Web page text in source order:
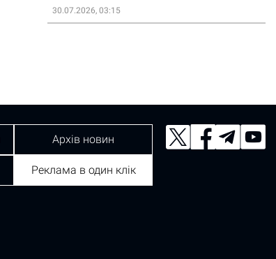
30.07.2026, 03:15
Архів новин
Реклама в один клік